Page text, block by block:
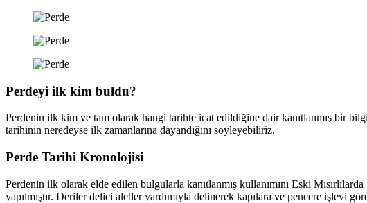
Perdeyi ilk kim buldu?
Perdenin ilk kim ve tam olarak hangi tarihte icat edildiğine dair kanıtlanmış bir
tarihinin neredeyse ilk zamanlarına dayandığını söyleyebiliriz.
Perde Tarihi Kronolojisi
Perdenin ilk olarak elde edilen bulgularla kanıtlanmış kullanımını Eski
yapılmıştır. Deriler delici aletler yardımıyla delinerek kapılara ve pencere işlevi